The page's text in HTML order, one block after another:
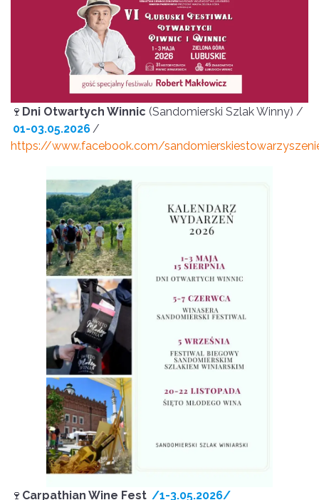
🍷 Dni Otwartych Winnic (Sandomierski Szlak Winny) /
01-03.05.2026/
https://www.facebook.com/
🍷 Carpathian Wine Fest /1-3.05.2026/